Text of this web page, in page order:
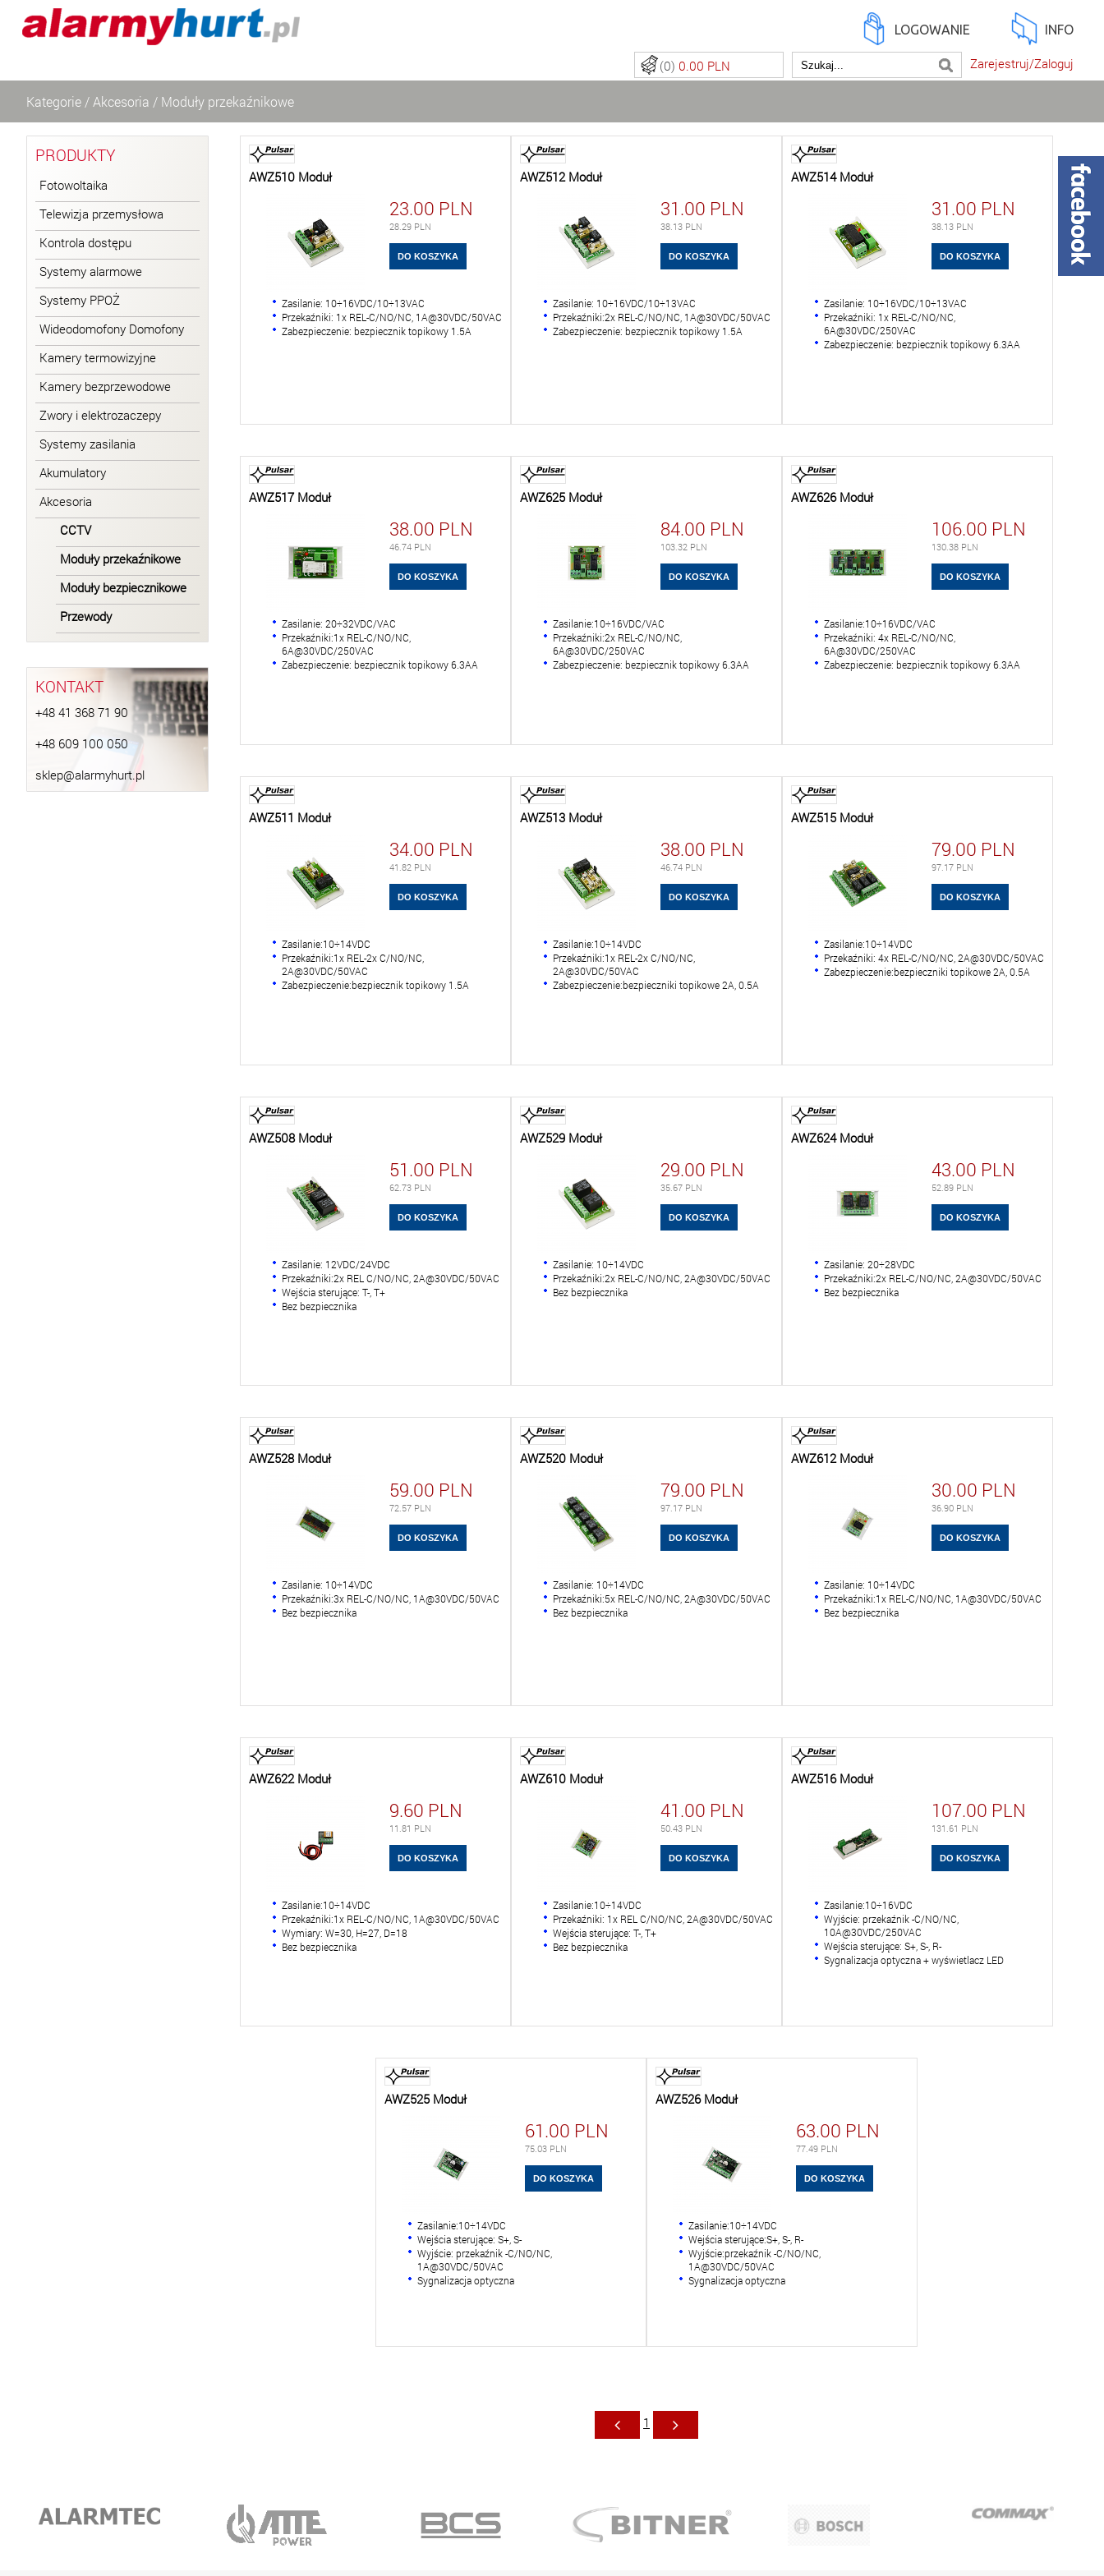
LOGOWANIE INFO
Zarejestruj/Zaloguj
(0) 0.00 PLN
Kategorie / Akcesoria / Moduły przekaźnikowe
PRODUKTY
Fotowoltaika
Telewizja przemysłowa
Kontrola dostępu
Systemy alarmowe
Systemy PPOŻ
Wideodomofony Domofony
Kamery termowizyjne
Kamery bezprzewodowe
Zwory i elektrozaczepy
Systemy zasilania
Akumulatory
Akcesoria
CCTV
Moduły przekaźnikowe
Moduły bezpiecznikowe
Przewody
KONTAKT
+48 41 368 71 90
+48 609 100 050
sklep@alarmyhurt.pl
AWZ510 Moduł
23.00 PLN
28.29 PLN
Zasilanie: 10÷16VDC/10÷13VAC
Przekaźniki: 1x REL-C/NO/NC, 1A@30VDC/50VAC
Zabezpieczenie: bezpiecznik topikowy 1.5A
AWZ512 Moduł
31.00 PLN
38.13 PLN
Zasilanie: 10÷16VDC/10÷13VAC
Przekaźniki:2x REL-C/NO/NC, 1A@30VDC/50VAC
Zabezpieczenie: bezpiecznik topikowy 1.5A
AWZ514 Moduł
31.00 PLN
38.13 PLN
Zasilanie: 10÷16VDC/10÷13VAC
Przekaźniki: 1x REL-C/NO/NC,
6A@30VDC/250VAC
Zabezpieczenie: bezpiecznik topikowy 6.3AA
AWZ517 Moduł
38.00 PLN
46.74 PLN
Zasilanie: 20÷32VDC/VAC
Przekaźniki:1x REL-C/NO/NC,
6A@30VDC/250VAC
Zabezpieczenie: bezpiecznik topikowy 6.3AA
AWZ625 Moduł
84.00 PLN
103.32 PLN
Zasilanie:10÷16VDC/VAC
Przekaźniki:2x REL-C/NO/NC,
6A@30VDC/250VAC
Zabezpieczenie: bezpiecznik topikowy 6.3AA
AWZ626 Moduł
106.00 PLN
130.38 PLN
Zasilanie:10÷16VDC/VAC
Przekaźniki: 4x REL-C/NO/NC,
6A@30VDC/250VAC
Zabezpieczenie: bezpiecznik topikowy 6.3AA
AWZ511 Moduł
34.00 PLN
41.82 PLN
Zasilanie:10÷14VDC
Przekaźniki:1x REL-2x C/NO/NC,
2A@30VDC/50VAC
Zabezpieczenie:bezpiecznik topikowy 1.5A
AWZ513 Moduł
38.00 PLN
46.74 PLN
Zasilanie:10÷14VDC
Przekaźniki:1x REL-2x C/NO/NC,
2A@30VDC/50VAC
Zabezpieczenie:bezpieczniki topikowe 2A, 0.5A
AWZ515 Moduł
79.00 PLN
97.17 PLN
Zasilanie:10÷14VDC
Przekaźniki: 4x REL-C/NO/NC, 2A@30VDC/50VAC
Zabezpieczenie:bezpieczniki topikowe 2A, 0.5A
AWZ508 Moduł
51.00 PLN
62.73 PLN
Zasilanie: 12VDC/24VDC
Przekaźniki:2x REL C/NO/NC, 2A@30VDC/50VAC
Wejścia sterujące: T-, T+
Bez bezpiecznika
AWZ529 Moduł
29.00 PLN
35.67 PLN
Zasilanie: 10÷14VDC
Przekaźniki:2x REL-C/NO/NC, 2A@30VDC/50VAC
Bez bezpiecznika
AWZ624 Moduł
43.00 PLN
52.89 PLN
Zasilanie: 20÷28VDC
Przekaźniki:2x REL-C/NO/NC, 2A@30VDC/50VAC
Bez bezpiecznika
AWZ528 Moduł
59.00 PLN
72.57 PLN
Zasilanie: 10÷14VDC
Przekaźniki:3x REL-C/NO/NC, 1A@30VDC/50VAC
Bez bezpiecznika
AWZ520 Moduł
79.00 PLN
97.17 PLN
Zasilanie: 10÷14VDC
Przekaźniki:5x REL-C/NO/NC, 2A@30VDC/50VAC
Bez bezpiecznika
AWZ612 Moduł
30.00 PLN
36.90 PLN
Zasilanie: 10÷14VDC
Przekaźniki:1x REL-C/NO/NC, 1A@30VDC/50VAC
Bez bezpiecznika
AWZ622 Moduł
9.60 PLN
11.81 PLN
Zasilanie:10÷14VDC
Przekaźniki:1x REL-C/NO/NC, 1A@30VDC/50VAC
Wymiary: W=30, H=27, D=18
Bez bezpiecznika
AWZ610 Moduł
41.00 PLN
50.43 PLN
Zasilanie:10÷14VDC
Przekaźniki: 1x REL C/NO/NC, 2A@30VDC/50VAC
Wejścia sterujące: T-, T+
Bez bezpiecznika
AWZ516 Moduł
107.00 PLN
131.61 PLN
Zasilanie:10÷16VDC
Wyjście: przekaźnik -C/NO/NC,
10A@30VDC/250VAC
Wejścia sterujące: S+, S-, R-
Sygnalizacja optyczna + wyświetlacz LED
AWZ525 Moduł
61.00 PLN
75.03 PLN
Zasilanie:10÷14VDC
Wejścia sterujące: S+, S-
Wyjście: przekaźnik -C/NO/NC,
1A@30VDC/50VAC
Sygnalizacja optyczna
AWZ526 Moduł
63.00 PLN
77.49 PLN
Zasilanie:10÷14VDC
Wejścia sterujące:S+, S-, R-
Wyjście:przekaźnik -C/NO/NC,
1A@30VDC/50VAC
Sygnalizacja optyczna
1